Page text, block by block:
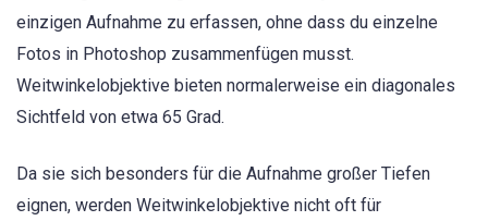
einzigen Aufnahme zu erfassen, ohne dass du einzelne
Fotos in Photoshop zusammenfügen musst.
Weitwinkelobjektive bieten normalerweise ein diagonales
Sichtfeld von etwa 65 Grad.
Da sie sich besonders für die Aufnahme großer Tiefen
eignen, werden Weitwinkelobjektive nicht oft für